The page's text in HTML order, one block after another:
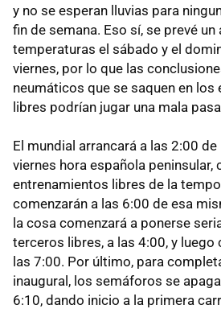
y no se esperan lluvias para
fin de semana. Eso sí, se prevé
temperaturas el sábado y el
viernes, por lo que las
neumáticos que se saquen en los
libres podrían jugar una mala
El mundial arrancará a las 2:00 de
viernes hora española peninsular,
entrenamientos libres de la
comenzarán a las 6:00 de esa
la cosa comenzará a ponerse
terceros libres, a las 4:00, y luego
las 7:00. Por último, para
inaugural, los semáforos se
6:10, dando inicio a la primera